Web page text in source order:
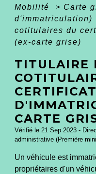
Mobilité
> Carte
d'immatriculation)
cotitulaires du
(ex-carte grise)
TITULAIRE
CERTIFICAT
CARTE
Vérifié le 21 Sep 2023 -
administrative (Première
Un véhicule est
propriétaires d'un